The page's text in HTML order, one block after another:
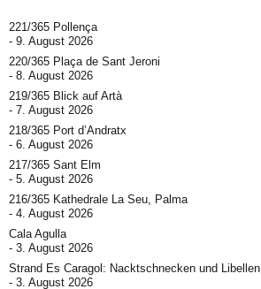
221/365 Pollença
9. August 2026
220/365 Plaça de Sant Jeroni
8. August 2026
219/365 Blick auf Artà
7. August 2026
218/365 Port d’Andratx
6. August 2026
217/365 Sant Elm
5. August 2026
216/365 Kathedrale La Seu, Palma
4. August 2026
Cala Agulla
3. August 2026
Strand Es Caragol: Nacktschnecken und Libellen
3. August 2026